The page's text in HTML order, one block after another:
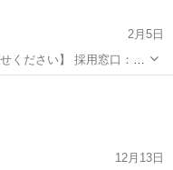
2月5日
ください】 採用窓口：
12月13日